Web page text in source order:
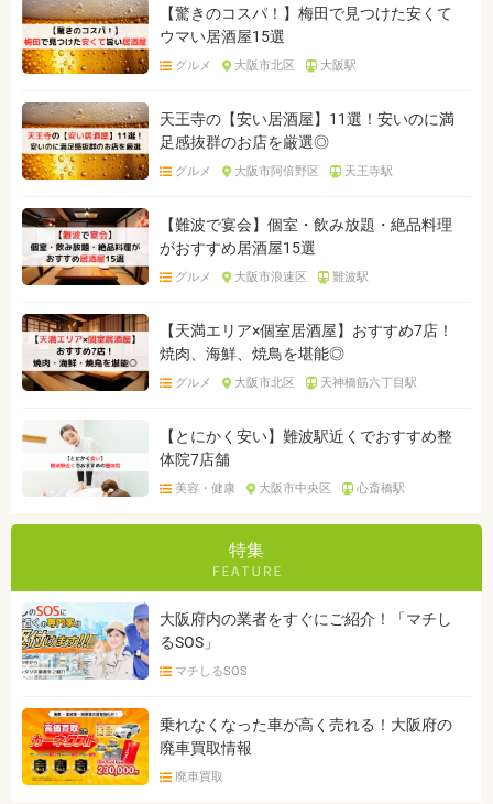
【驚きのコスパ！】梅田で見つけた安くて
ウマい居酒屋15選
グルメ 大阪市北区 大阪駅
天王寺の【安い居酒屋】11選！安いのに満
足感抜群のお店を厳選◎
グルメ 大阪市阿倍野区 天王寺駅
【難波で宴会】個室・飲み放題・絶品料理
がおすすめ居酒屋15選
グルメ 大阪市浪速区 難波駅
【天満エリア×個室居酒屋】おすすめ7店！
焼肉、海鮮、焼鳥を堪能◎
グルメ 大阪市北区 天神橋筋六丁目駅
【とにかく安い】難波駅近くでおすすめ整
体院7店舗
美容・健康 大阪市中央区 心斎橋駅
特集
大阪府内の業者をすぐにご紹介！「マチし
るSOS」
マチしるSOS
乗れなくなった車が高く売れる！大阪府の
廃車買取情報
廃車買取